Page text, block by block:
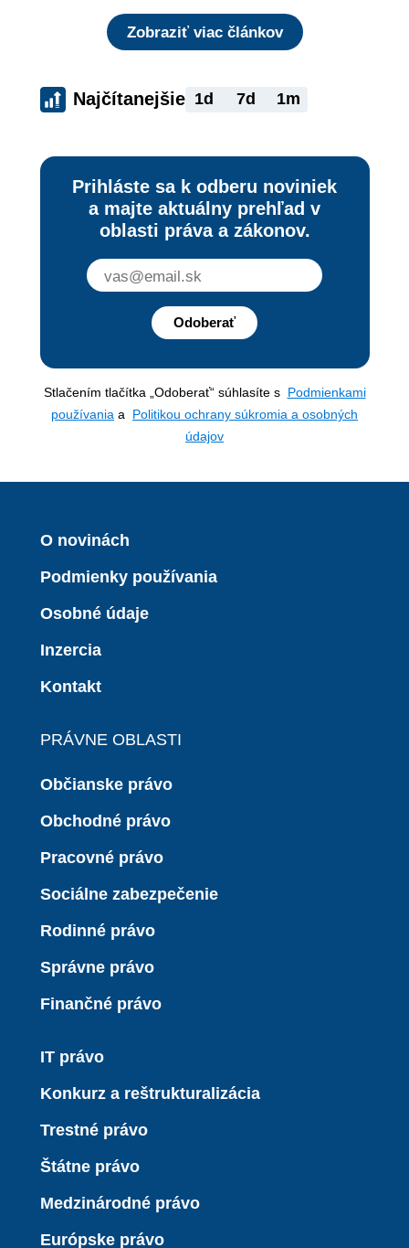
Zobraziť viac článkov
Najčítanejšie 1d 7d 1m
Prihláste sa k odberu noviniek
a majte aktuálny prehľad v
oblasti práva a zákonov.
Odoberať
Stlačením tlačítka „Odoberať“ súhlasíte s Podmienkami
používania a Politikou ochrany súkromia a osobných
údajov
O novinách
Podmienky používania
Osobné údaje
Inzercia
Kontakt
PRÁVNE OBLASTI
Občianske právo
Obchodné právo
Pracovné právo
Sociálne zabezpečenie
Rodinné právo
Správne právo
Finančné právo
IT právo
Konkurz a reštrukturalizácia
Trestné právo
Štátne právo
Medzinárodné právo
Európske právo